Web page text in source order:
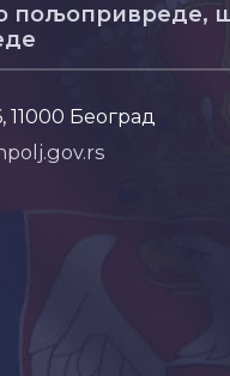
пољопривреде,
Београд